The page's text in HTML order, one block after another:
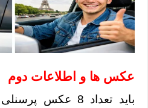
عکس ها و اطلاعات دوم
باید تعداد 8 عکس